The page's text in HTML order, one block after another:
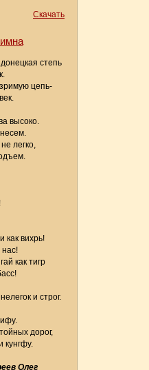
Скачать
степь
цепь-
высоко.
легко,
как вихрь!
как тигр
и строг.
дорог,
Олег